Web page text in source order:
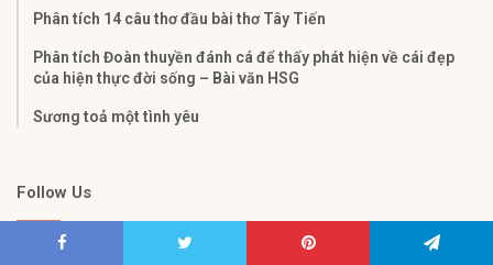
Phân tích 14 câu thơ đầu bài thơ Tây Tiến
Phân tích Đoàn thuyền đánh cá để thấy phát hiện về cái đẹp
của hiện thực đời sống – Bài văn HSG
Sương toả một tình yêu
Follow Us